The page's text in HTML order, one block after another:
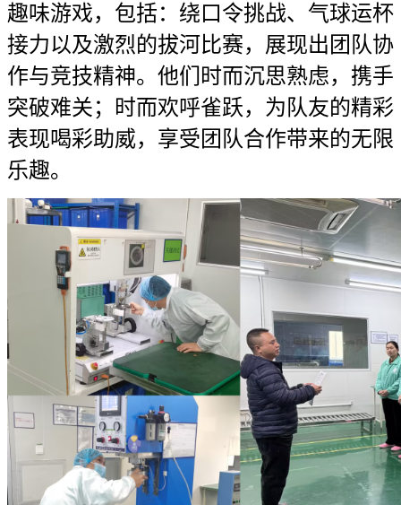
趣味游戏，包括：绕口令挑战、气球运杯
接力以及激烈的拔河比赛，展现出团队协
作与竞技精神。他们时而沉思熟虑，携手
突破难关；时而欢呼雀跃，为队友的精彩
表现喝彩助威，享受团队合作带来的无限
乐趣。